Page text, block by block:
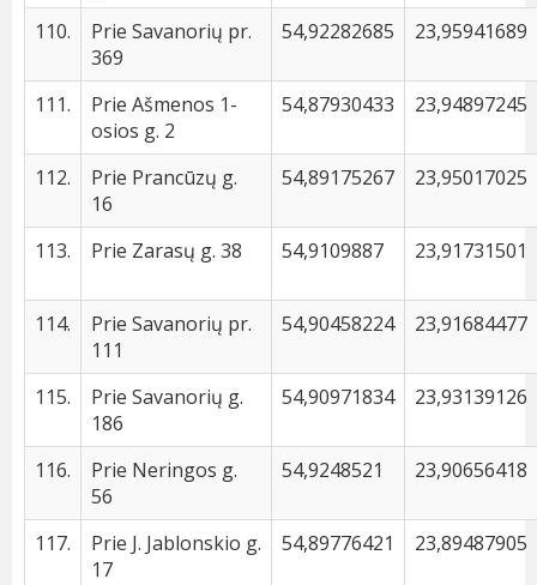
110.
Prie Savanorių pr.
369
54,92282685 23,95941689
111.
Prie Ašmenos 1-
osios g. 2
54,87930433 23,94897245
112.
Prie Prancūzų g.
16
54,89175267 23,95017025
113. Prie Zarasų g. 38 54,9109887 23,91731501
114.
Prie Savanorių pr.
111
54,90458224 23,91684477
115.
Prie Savanorių g.
186
54,90971834 23,93139126
116.
Prie Neringos g.
56
54,9248521 23,90656418
117.
Prie J. Jablonskio g.
17
54,89776421 23,89487905